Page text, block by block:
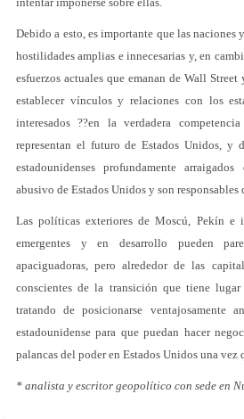
Debido a esto, es importante que las naciones
hostilidades amplias e innecesarias y, en
esfuerzos actuales que emanan de Wall
establecer vínculos y relaciones con los
interesados ??en la verdadera
representan el futuro de Estados Unidos, y
estadounidenses profundamente
abusivo de Estados Unidos y son
Las políticas exteriores de Moscú, Pekín e
emergentes y en desarrollo pueden
apaciguadoras, pero alrededor de las
conscientes de la transición que tiene
tratando de posicionarse ventajosamente
estadounidense para que puedan hacer
palancas del poder en Estados Unidos una vez
* analista y escritor geopolítico con sede en